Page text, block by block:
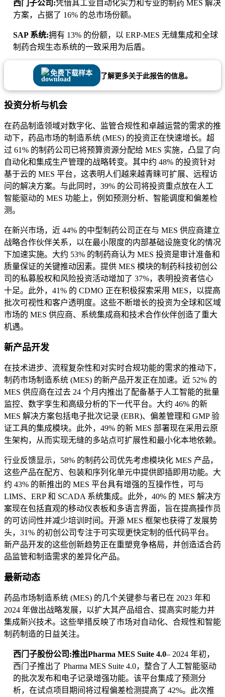
西门子公司:凭借其工业自动化实力和专业的制药 MES 解决
方案，占据了 16% 的总市场份额。
SAP 系统:拥有 13% 的份额，以 ERP-MES 无缝集成和全球
制药合规生态系统的一致采用为后盾。
免费下载样本 了解更多关于此报告的信息。
投资分析与机会
在药品制造领域对数字化、监管合规性和卓越运营的需求的推
动下，药品市场的制造系统 (MES) 的投资正在快速增长。超
过 61% 的制药公司已将预算资源分配给 MES 实施，凸显了向
自动化和集成生产管理的战略转变。其中约 48% 的投资针对
基于云的 MES 平台，这表明人们越来越青睐可扩展、远程访
问的解决方案。与此同时，39% 的公司将投资重点放在人工
智能驱动的 MES 功能上，例如预测分析、智能调度和偏差检
测。
在新兴市场，近 44% 的中型制药公司正在与 MES 供应商建立
战略合作伙伴关系，以在最小限度的内部基础设施变化的情况
下加速实施。大约 53% 的制药商认为 MES 投资是审计准备和
质量保证的关键推动因素。提供 MES 模块的制药科技初创公
司的私募股权和风险投资活动增加了 37%，表明投资者信心
十足。此外，41% 的 CDMO 正在积极探索采用 MES，以提高
批次可视性和客户透明度。这些不断增长的投资为全球和区域
市场的 MES 供应商、系统集成商和技术合作伙伴创造了重大
机遇。
新产品开发
在技​​术进步、流程复杂性和对实时合规功能的需求的推动下，
制药市场制造系统 (MES) 的新产品开发正在加速。近 52% 的
MES 供应商在过去 24 个月内推出了配备基于人工智能的批量
监控、数字孪生和高级分析的下一代平台。大约 46% 的新
MES 解决方案包括电子批次记录 (EBR)、偏差管理和 GMP 验
证工具的集成模块。此外，49% 的新 MES 部署现在采用云原
生架构，从而实现无缝的多站点可扩展性和最小化本地依赖。
行业反馈显示，58% 的制药公司优先考虑模块化 MES 产品，
这些产品在配方、包装和序列化单元中提供即插即用功能。大
约 43% 的新推出的 MES 平台具有增强的互操作性，可与
LIMS、ERP 和 SCADA 系统集成。此外，40% 的 MES 解决方
案现在包括直观的移动仪表板和多语言界面，旨在提高操作员
的可访问性并减少培训时间。开源 MES 框架也获得了发展势
头，31% 的初创公司专注于可实现更快定制的低代码平台。
新产品开发的这些创新趋势正在重塑竞争格局，并创造适合药
品监管和制造需求的差异化产品。
最新动态
药品市场制造系统 (MES) 的几个关键参与者已在 2023 年和
2024 年做出战略发展，以扩大其产品组合、提高实时能力并
集成新兴技术。这些举措反映了市场对自动化、合规性和智能
制药制造的日益关注。
西门子股份公司:推出Pharma MES Suite 4.0– 2024 年初，
西门子推出了 Pharma MES Suite 4.0，整合了人工智能驱动
的批次发布和电子记录增强功能。该平台集成了预测分
析，在试点项目期间将过程偏差检测提高了 42%。此次推